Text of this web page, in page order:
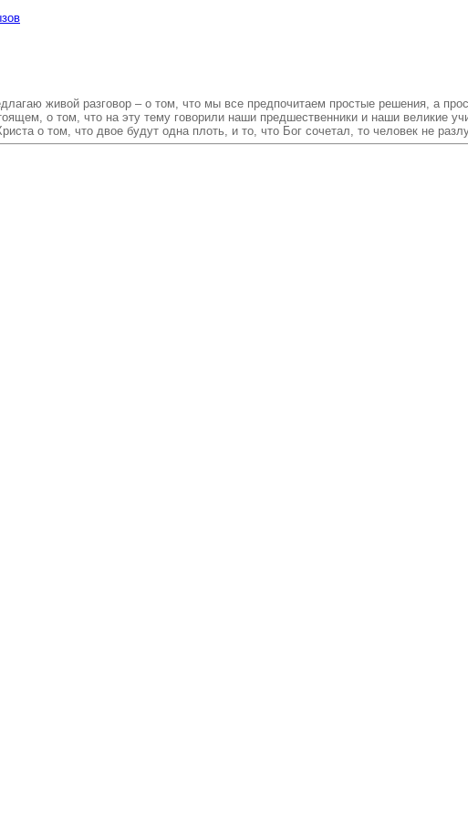
живой разговор – о том, что мы все предпочитаем простые решения, а
о том, что на эту тему говорили наши предшественники и наши великие
о том, что двое будут одна плоть, и то, что Бог сочетал, то человек не